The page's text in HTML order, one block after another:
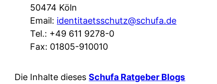
50474 Köln
Email: identitaetsschutz@schufa.de
Tel.: +49 611 9278-0
Fax: 01805-910010
Die Inhalte diesesSchufa Ratgeber Blogs